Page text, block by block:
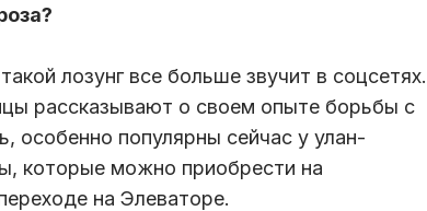
лозунг все больше звучит в соцсетях.
рассказывают о своем опыте борьбы с
особенно популярны сейчас у улан-
которые можно приобрести на
на Элеваторе.